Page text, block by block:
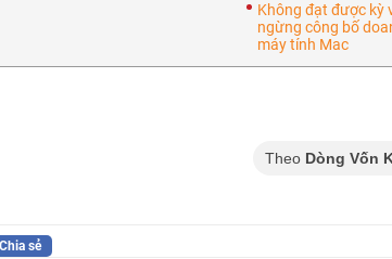
Không đạt được kỳ
ngừng công bố
máy tính Mac
Theo Dòng Vốn
Chia sẻ